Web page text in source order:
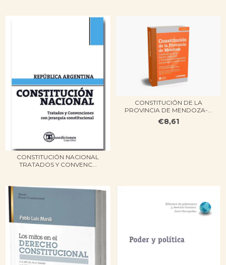
CONSTITUCIÓN NACIONAL
TRATADOS Y CONVENC...
CONSTITUCIÓN DE LA
PROVINCIA DE MENDOZA-...
€8,61